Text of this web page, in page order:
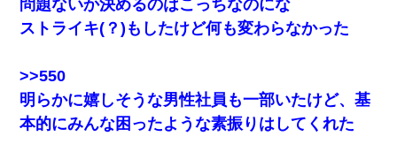
彼女「うん！！絶対幸せになろうね！！！！」 → ７年後ｗｗ
ｗｗｗ
彼女(美人女医)にネックレスをプレゼント。「こんな安物を渡すく
らいなら、渡さないほうがマシだからね」→ ６０万したと話した
ら・・・
問題ないか決めるのはこっちなのにな
ストライキ(？)もしたけど何も変わらなかった
>>550
明らかに嬉しそうな男性社員も一部いたけど、基
本的にみんな困ったような素振りはしてくれた